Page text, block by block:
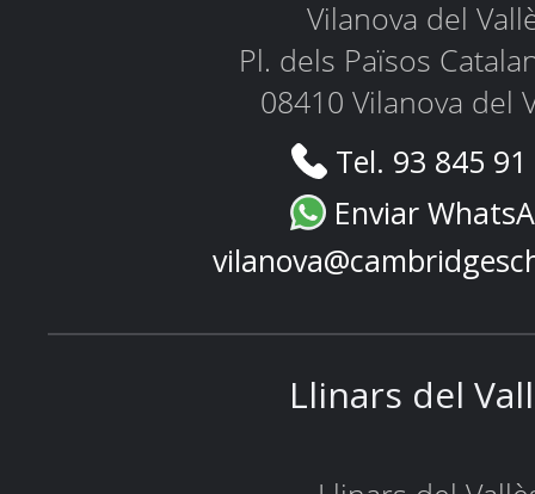
Vilanova del
Pl. dels Països
08410 Vilanova del
Tel. 93 845
Enviar
Llinars del